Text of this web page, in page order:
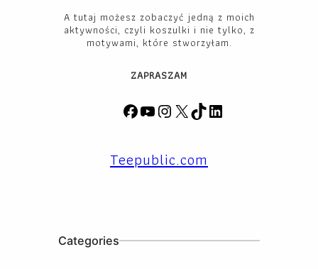
A tutaj możesz zobaczyć jedną z moich
aktywności, czyli koszulki i nie tylko, z
motywami, które stworzyłam.
ZAPRASZAM
F
e
Y
T
t
X
T
Teepublic.com
Categories